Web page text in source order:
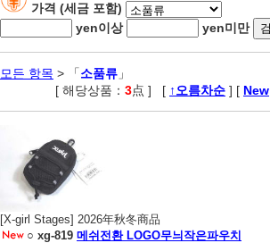
가격 (세금 포함)
yen이상
yen미만
모든 항목 > 「소품류 」
[ 해당상품： 3点 ] [ ↑오름차순 ] [ New
[X-girl Stages] 2026年秋冬商品
○ xg-819 메쉬전환 LOGO무늬작은파우치